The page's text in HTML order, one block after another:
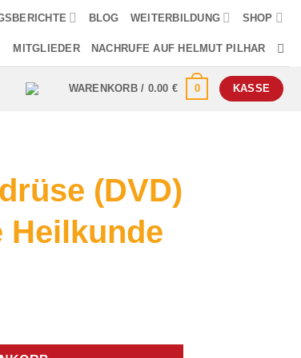
BLOG WEITERBILDUNG SHOP
MITGLIEDER NACHRUFE AUF HELMUT PILHAR
WARENKORB / 0.00 € 0 KASSE
(DVD)
Heilkunde
Heilkunde Menge